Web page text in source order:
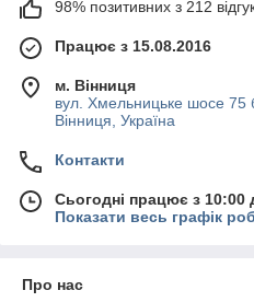
98% позитивних з 212
Працює з 15.08.2016
м. Вінниця
вул. Хмельницьке шосе 75
Вінниця, Україна
Контакти
Сьогодні працює з 10:00
Показати весь графік
Про нас